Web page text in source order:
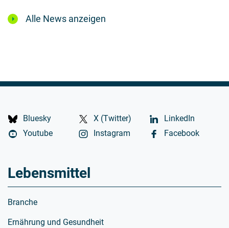
Alle News anzeigen
Bluesky X (Twitter)
LinkedIn
Youtube
Instagram Facebook
Lebensmittel
Branche
Ernährung und Gesundheit